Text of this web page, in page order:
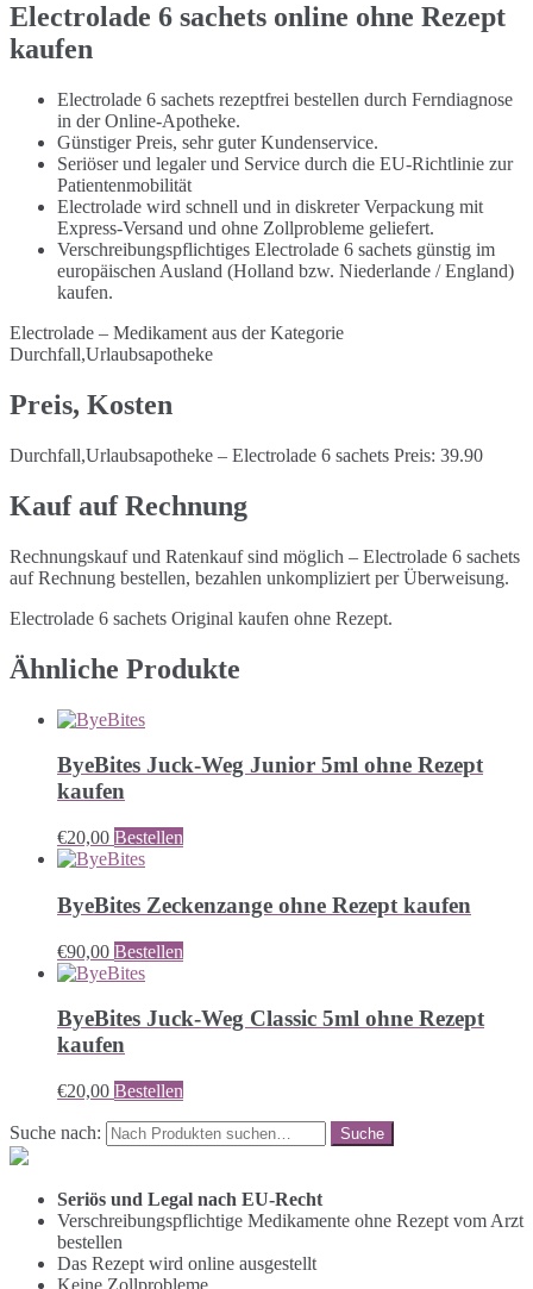
Electrolade 6 sachets online ohne Rezept
kaufen
Electrolade 6 sachets rezeptfrei bestellen durch Ferndiagnose
in der Online-Apotheke.
Günstiger Preis, sehr guter Kundenservice.
Seriöser und legaler und Service durch die EU-Richtlinie zur
Patientenmobilität
Electrolade wird schnell und in diskreter Verpackung mit
Express-Versand und ohne Zollprobleme geliefert.
Verschreibungspflichtiges Electrolade 6 sachets günstig im
europäischen Ausland (Holland bzw. Niederlande / England)
kaufen.
Electrolade – Medikament aus der Kategorie
Durchfall,Urlaubsapotheke
Preis, Kosten
Durchfall,Urlaubsapotheke – Electrolade 6 sachets Preis: 39.90
Kauf auf Rechnung
Rechnungskauf und Ratenkauf sind möglich – Electrolade 6 sachets
auf Rechnung bestellen, bezahlen unkompliziert per Überweisung.
Electrolade 6 sachets Original kaufen ohne Rezept.
Ähnliche Produkte
ByeBites Juck-Weg Junior 5ml ohne Rezept
kaufen
€20,00 Bestellen
ByeBites Zeckenzange ohne Rezept kaufen
€90,00 Bestellen
ByeBites Juck-Weg Classic 5ml ohne Rezept
kaufen
€20,00 Bestellen
Suche nach:
Seriös und Legal nach EU-Recht
Verschreibungspflichtige Medikamente ohne Rezept vom Arzt
bestellen
Das Rezept wird online ausgestellt
Keine Zollprobleme